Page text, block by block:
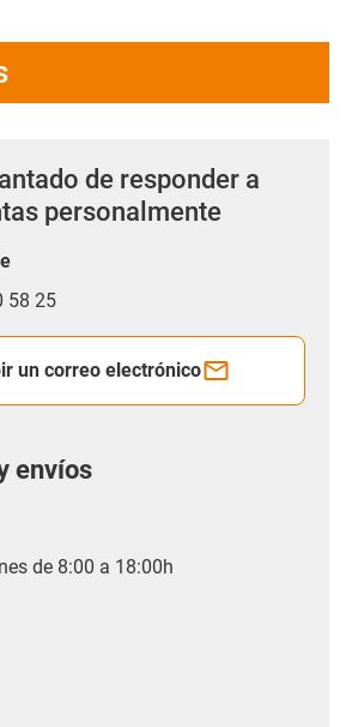
de responder a
personalmente
58 25
un correo electrónico
envíos
de 8:00 a 18:00h